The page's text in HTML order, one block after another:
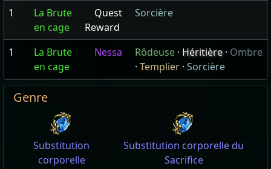
1
La Brute
en cage
Quest
Reward
Sorcière
1
La Brute
en cage
Nessa Rôdeuse · Héritière· Ombre
· Templier · Sorcière
Genre
Substitution
corporelle
Substitution corporelle du
Sacrifice